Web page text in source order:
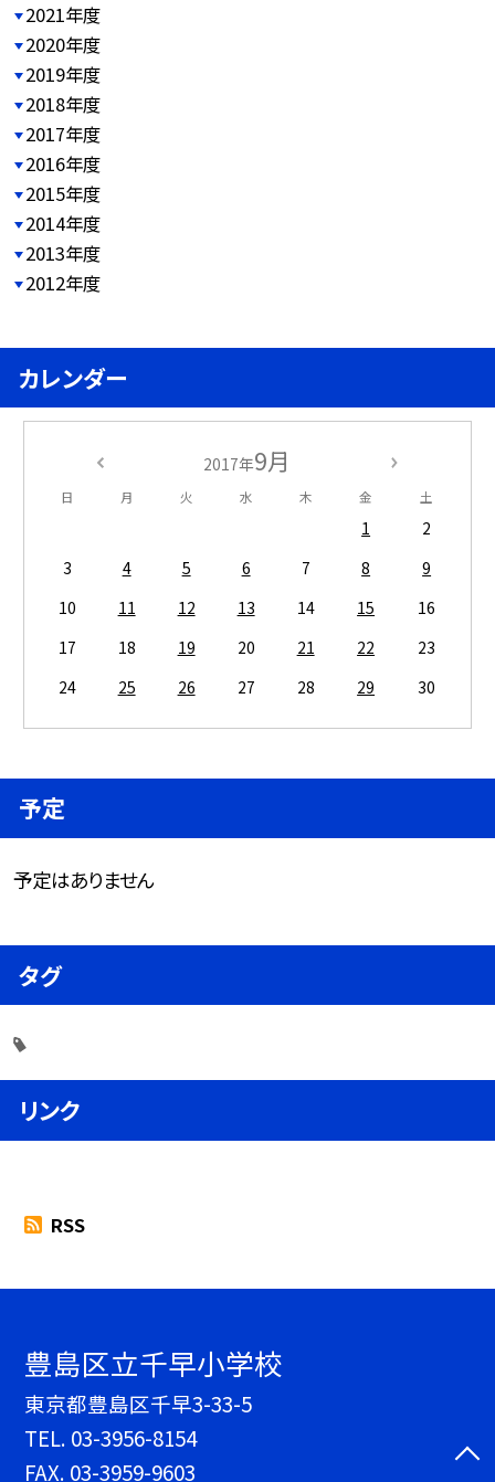
2021年度
2020年度
2019年度
2018年度
2017年度
2016年度
2015年度
2014年度
2013年度
2012年度
カレンダー
2017年9月
日 月 火 水 木 金 土
1
2
3
4 5 6 7 8
9
10
11 12 13 14 15
16
17
18 19 20 21 22
23
24
25 26 27 28 29 30
予定
予定はありません
タグ
リンク
RSS
豊島区立千早小学校
東京都豊島区千早3-33-5
TEL. 03-3956-8154
FAX. 03-3959-9603